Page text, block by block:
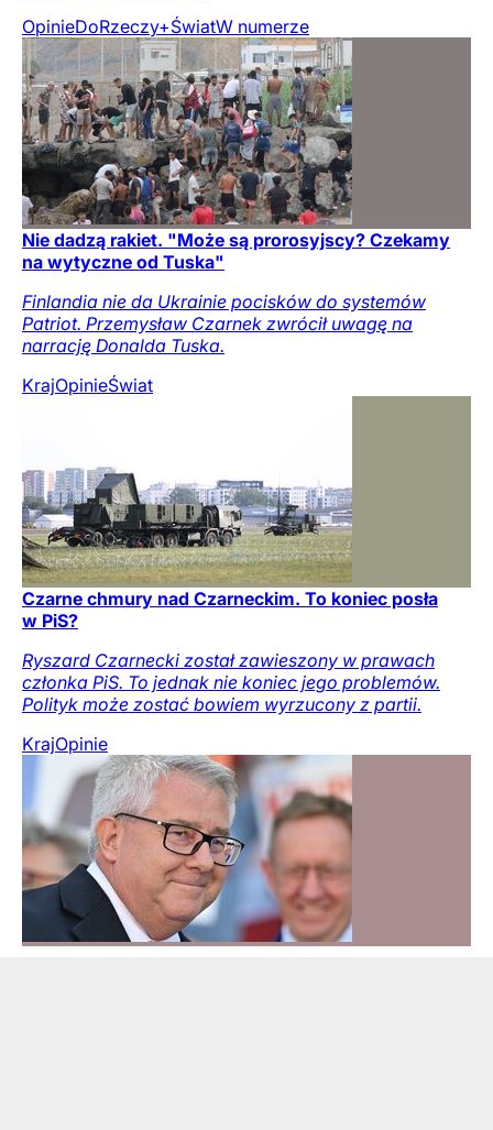
OpinieDoRzeczy+ŚwiatW numerze
Nie dadzą rakiet. "Może są prorosyjscy? Czekamy
na wytyczne od Tuska"
Finlandia nie da Ukrainie pocisków do systemów
Patriot. Przemysław Czarnek zwrócił uwagę na
narrację Donalda Tuska.
KrajOpinieŚwiat
Czarne chmury nad Czarneckim. To koniec posła
w PiS?
Ryszard Czarnecki został zawieszony w prawach
członka PiS. To jednak nie koniec jego problemów.
Polityk może zostać bowiem wyrzucony z partii.
KrajOpinie